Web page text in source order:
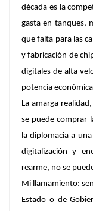
década es la
gasta en tanques,
que falta para las
y fabricación de
digitales de alta
potencia
La amarga
se puede comprar
la diplomacia a
digitalización y
rearme, no se
Mi llamamiento:
Estado o de